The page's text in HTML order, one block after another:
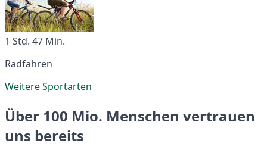
1 Std. 47 Min.
Radfahren
Weitere Sportarten
Über 100 Mio. Menschen vertrauen
uns bereits